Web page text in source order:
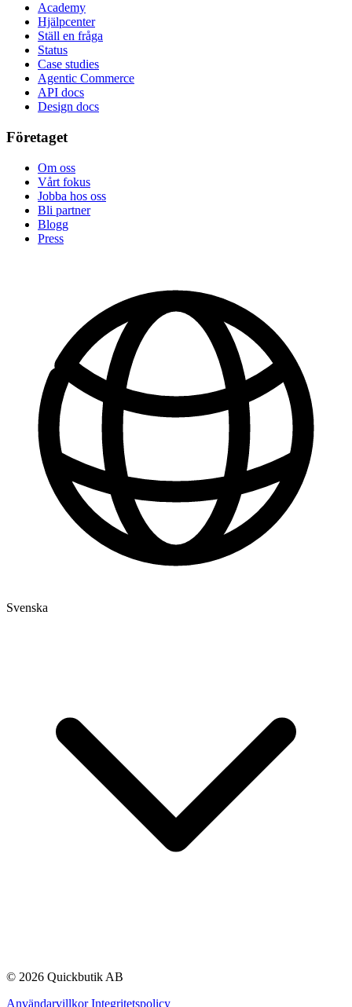
Academy
Hjälpcenter
Ställ en fråga
Status
Case studies
Agentic Commerce
API docs
Design docs
Företaget
Om oss
Vårt fokus
Jobba hos oss
Bli partner
Blogg
Press
Svenska
© 2026 Quickbutik AB
Användarvillkor Integritetspolicy